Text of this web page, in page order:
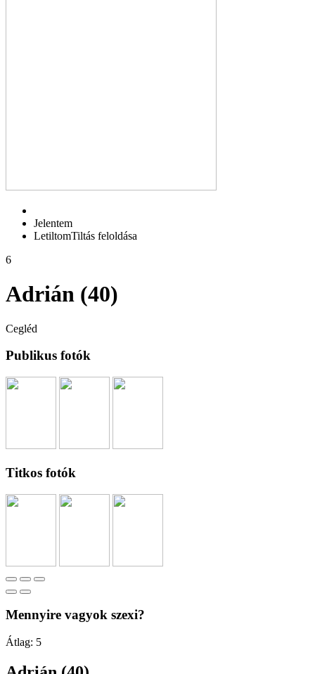
Jelentem
LetiltomTiltás feloldása
6
Adrián (40)
Cegléd
Publikus fotók
Titkos fotók
Mennyire vagyok szexi?
Átlag: 5